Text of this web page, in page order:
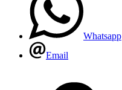
Whatsapp
Email